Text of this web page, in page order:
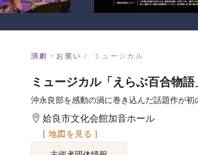
演劇・お笑い ミュージカル
ミュージカル「えらぶ百合物
沖永良部を感動の渦に巻き込んだ話題作が初
姶良市文化会館加音ホール
[ 地図を見る ]